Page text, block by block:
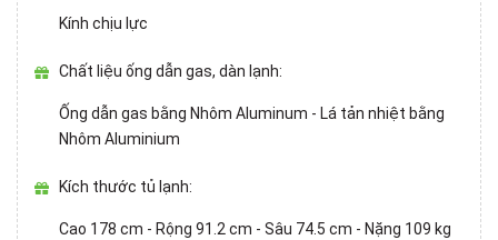
Kính chịu lực
Chất liệu ống dẫn gas, dàn lạnh:
Ống dẫn gas bằng Nhôm Aluminum - Lá tản nhiệt bằng
Nhôm Aluminium
Kích thước tủ lạnh:
Cao 178 cm - Rộng 91.2 cm - Sâu 74.5 cm - Nặng 109 kg